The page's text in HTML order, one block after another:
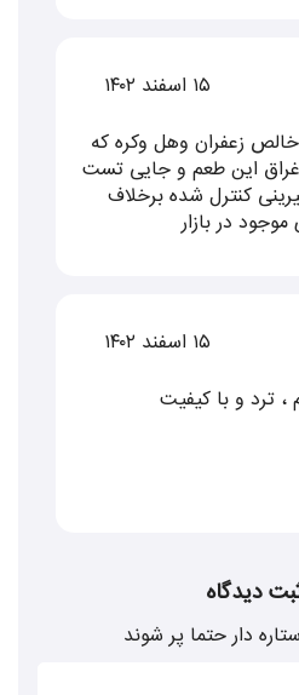
۱۵ اسفند ۱۴۰۲
زعفران وهل وکره که
این طعم و جایی تست
کنترل شده برخلاف
در بازار
۱۵ اسفند ۱۴۰۲
، ترد و با کیفیت
دیدگاه
دار حتما پر شوند